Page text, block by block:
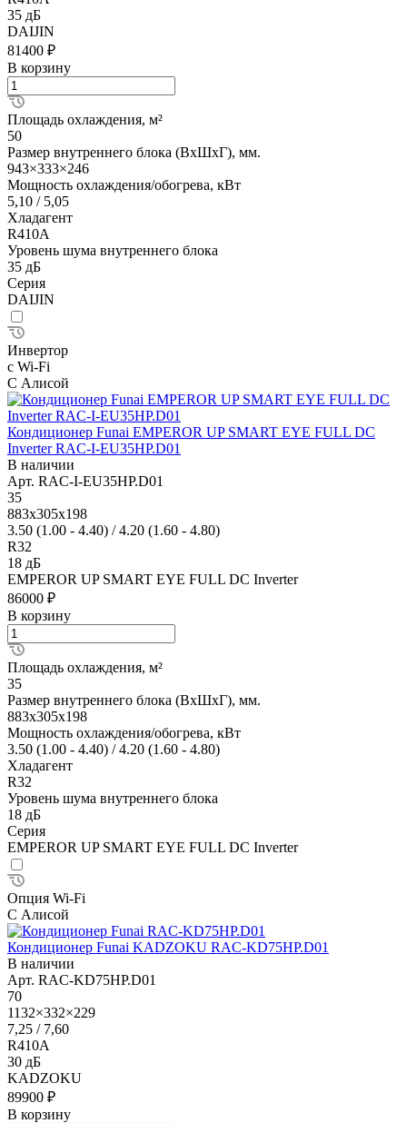
35 дБ
DAIJIN
81400 ₽
В корзину
Площадь охлаждения, м²
50
Размер внутреннего блока (ВхШхГ), мм.
943×333×246
Мощность охлаждения/обогрева, кВт
5,10 / 5,05
Хладагент
R410A
Уровень шума внутреннего блока
35 дБ
Серия
DAIJIN
Инвертор
с Wi-Fi
С Алисой
Кондиционер Funai EMPEROR UP SMART EYE FULL DC
Inverter RAC-I-EU35HP.D01
В наличии
Арт. RAC-I-EU35HP.D01
35
883x305x198
3.50 (1.00 - 4.40) / 4.20 (1.60 - 4.80)
R32
18 дБ
EMPEROR UP SMART EYE FULL DC Inverter
86000 ₽
В корзину
Площадь охлаждения, м²
35
Размер внутреннего блока (ВхШхГ), мм.
883x305x198
Мощность охлаждения/обогрева, кВт
3.50 (1.00 - 4.40) / 4.20 (1.60 - 4.80)
Хладагент
R32
Уровень шума внутреннего блока
18 дБ
Серия
EMPEROR UP SMART EYE FULL DC Inverter
Опция Wi-Fi
С Алисой
Кондиционер Funai KADZOKU RAC-KD75HP.D01
В наличии
Арт. RAC-KD75HP.D01
70
1132×332×229
7,25 / 7,60
R410A
30 дБ
KADZOKU
89900 ₽
В корзину